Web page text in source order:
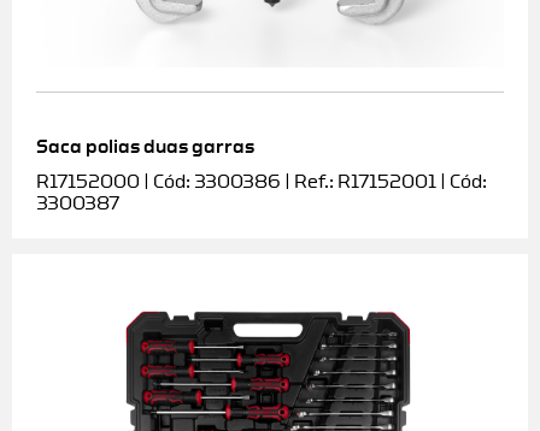
Saca polias duas garras
R17152000 | Cód: 3300386 | Ref.: R17152001 | Cód:
3300387